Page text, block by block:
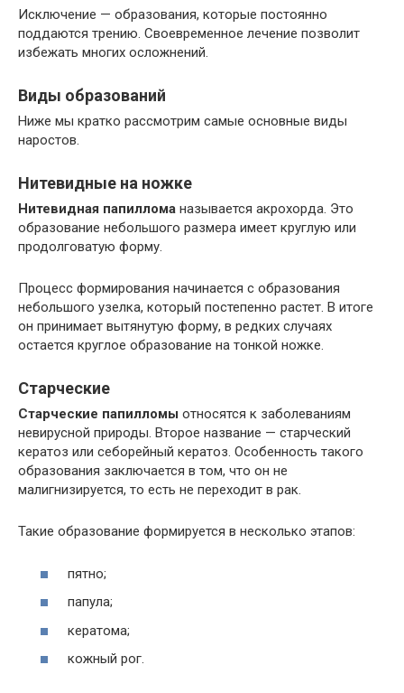
Исключение — образования, которые постоянно
поддаются трению. Своевременное лечение позволит
избежать многих осложнений.
Виды образований
Ниже мы кратко рассмотрим самые основные виды
наростов.
Нитевидные на ножке
Нитевидная папиллома называется акрохорда. Это
образование небольшого размера имеет круглую или
продолговатую форму.
Процесс формирования начинается с образования
небольшого узелка, который постепенно растет. В итоге
он принимает вытянутую форму, в редких случаях
остается круглое образование на тонкой ножке.
Старческие
Старческие папилломы относятся к заболеваниям
невирусной природы. Второе название — старческий
кератоз или себорейный кератоз. Особенность такого
образования заключается в том, что он не
малигнизируется, то есть не переходит в рак.
Такие образование формируется в несколько этапов:
пятно;
папула;
кератома;
кожный рог.